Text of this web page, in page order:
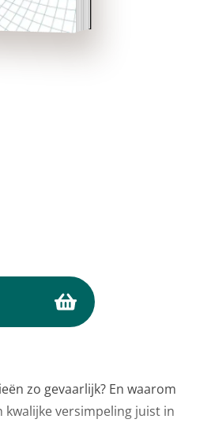
zo gevaarlijk? En waarom
kwalijke versimpeling juist in